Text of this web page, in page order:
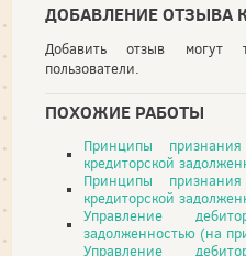
ДОБАВЛЕНИЕ ОТЗЫВА
Добавить отзыв могут
пользователи.
ПОХОЖИЕ РАБОТЫ
Принципы
кредиторской
Принципы
кредиторской
Управление
задолженностью (на
Управление